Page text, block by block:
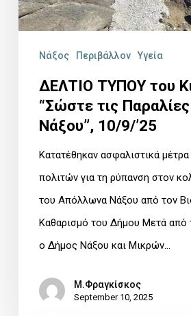
Νάξου”,
Νάξος Περιβάλλον Υγεία
ΔΕΛΤΙΟ ΤΥΠΟΥ του
“Σώστε τις
Νάξου”, 10/9/’25
Κατατέθηκαν ασφαλιστικά
πολιτών για τη ρύπανση στον
του Απόλλωνα Νάξου από τον
Καθαρισμό του Δήμου Μετά από
ο Δήμος Νάξου και Μικρών…
Μ.Φραγκίσκος
September 10, 2025